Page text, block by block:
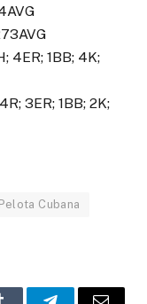
4ER; 1BB; 4K;
3ER; 1BB; 2K;
Pelota Cubana